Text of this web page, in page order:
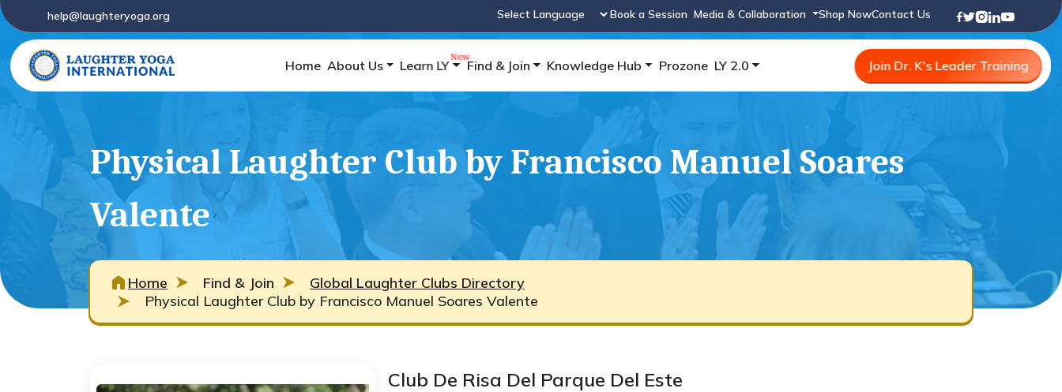
help@laughteryoga.org
Powered by
Book a Session Media & Collaboration Shop NowContact Us
Home About Us Learn LY Find & Join Knowledge Hub Prozone LY 2.0 Join Dr. K's Leader Training
Physical Laughter Club by Francisco Manuel Soares
Valente
Home Find & Join
Global Laughter Clubs Directory
Physical Laughter Club by Francisco Manuel Soares Valente
Club De Risa Del Parque Del Este